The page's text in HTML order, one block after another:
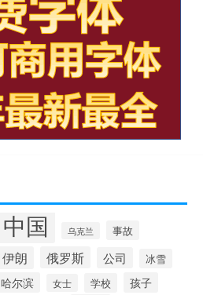
中国 乌克兰 事故
伊朗 俄罗斯 公司 冰雪
哈尔滨 女士 学校 孩子